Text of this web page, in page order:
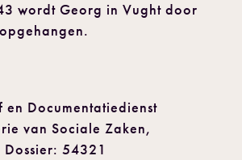
wordt Georg in Vught door
en Documentatiedienst
van Sociale Zaken,
Dossier: 54321